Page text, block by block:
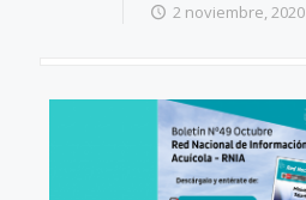
2 noviembre, 2020